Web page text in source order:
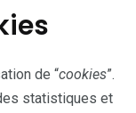
de “cookies”.
statistiques et